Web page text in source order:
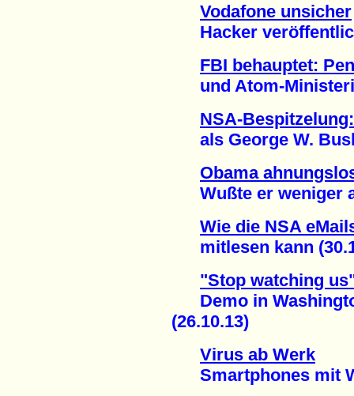
Vodafone unsicher
Hacker
FBI behauptet:
und Atom-
NSA-
als George W.
Obama
Wußte er weniger
Wie die NSA
mitlesen kann
"Stop watching
Demo in
(26.10.13)
Virus ab Werk
Smartphones mit